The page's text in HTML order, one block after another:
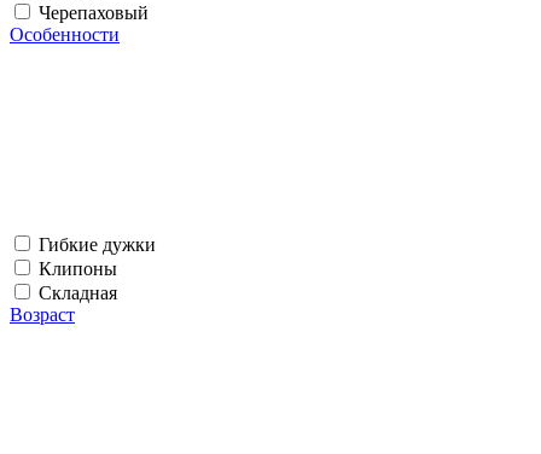
Черепаховый
Особенности
Гибкие дужки
Клипоны
Складная
Возраст